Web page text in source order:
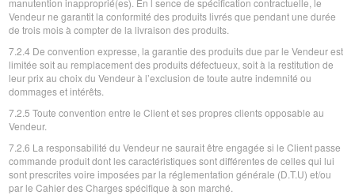
manutention inapproprié(es). En l sence de spécification contractuelle, le
Vendeur ne garantit la conformité des produits livrés que pendant une durée
de trois mois à compter de la livraison des produits.
7.2.4 De convention expresse, la garantie des produits due par le Vendeur est
limitée soit au remplacement des produits défectueux, soit à la restitution de
leur prix au choix du Vendeur à l’exclusion de toute autre indemnité ou
dommages et intérêts.
7.2.5 Toute convention entre le Client et ses propres clients opposable au
Vendeur.
7.2.6 La responsabilité du Vendeur ne saurait être engagée si le Client passe
commande produit dont les caractéristiques sont différentes de celles qui lui
sont prescrites voire imposées par la réglementation générale (D.T.U) et/ou
par le Cahier des Charges spécifique à son marché.